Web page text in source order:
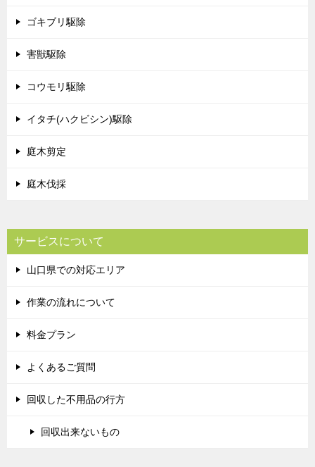
ゴキブリ駆除
害獣駆除
コウモリ駆除
イタチ(ハクビシン)駆除
庭木剪定
庭木伐採
サービスについて
山口県での対応エリア
作業の流れについて
料金プラン
よくあるご質問
回収した不用品の行方
回収出来ないもの